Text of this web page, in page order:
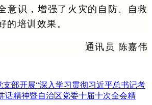
意识，增强了火灾的自防、自救
的培训效果。
通讯员 陈嘉伟
支部开展“深入学习贯彻习近平总书记考
话精神暨自治区党委十届十次全会精